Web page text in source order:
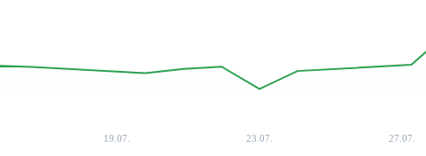
19.07. 23.07. 27.07.